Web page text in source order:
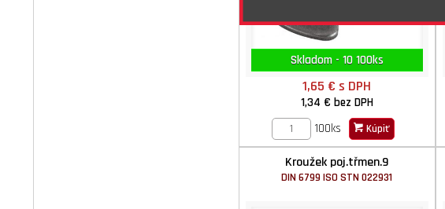
Skladom - 10 100ks
1,65 €s DPH
1,34 € bez DPH
100ks
Kúpiť
Kroužek poj.třmen.9
DIN 6799 ISO STN 022931